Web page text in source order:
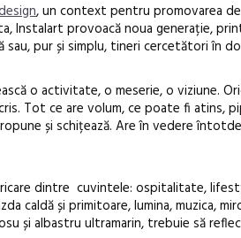
, un context pentru promovarea
Instalart provoacă noua generație,
pur și simplu, tineri cercetători în
o activitate, o meserie, o viziune.
Tot ce are volum, ce poate fi atins,
și schițează. Are în vedere
dintre cuvintele: ospitalitate,
caldă și primitoare, lumina, muzica,
și albastru ultramarin, trebuie să